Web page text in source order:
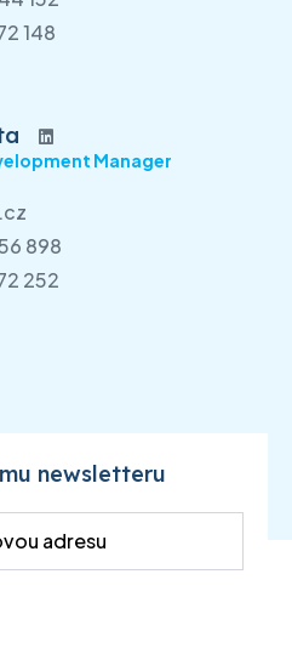
148
Manager
898
252
newsletteru